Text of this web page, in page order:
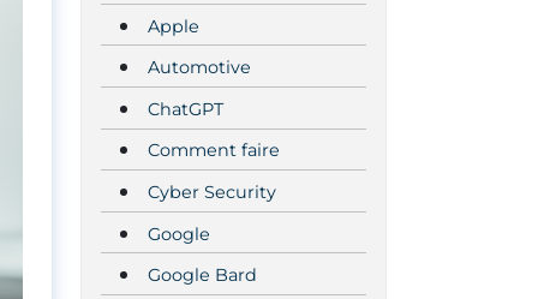
Apple
Automotive
ChatGPT
Comment faire
Cyber Security
Google
Google Bard